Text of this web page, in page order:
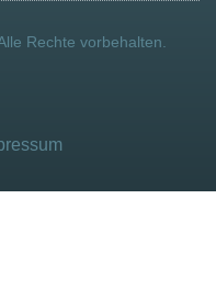
Rechte vorbehalten.